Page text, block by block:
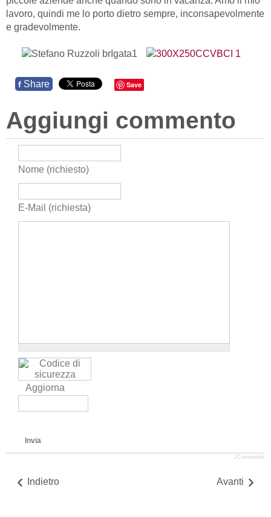
lavoro, quindi me lo porto dietro sempre, inconsapevolmente
e gradevolmente.
f Share Save
Aggiungi commento
Nome (richiesto)
E-Mail (richiesta)
Aggiorna
Invia
JComments
Indietro Avanti